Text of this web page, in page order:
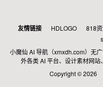
友情链接 HDLOGO 818
小魔仙 AI 导航（xmxdh.com）无
外各类 AI 平台、设计素材网站
Copyright © 2026